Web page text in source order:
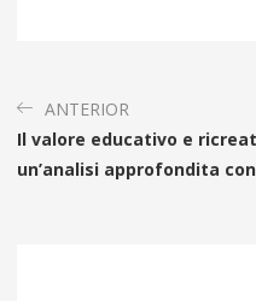
ANTERIOR
Il valore educativo e
un’analisi approfondita